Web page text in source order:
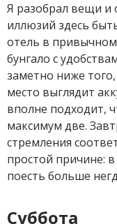
Я разобрал вещи и
иллюзий здесь
отель в
бунгало с
заметно ниже
место выглядит
вполне подходит,
максимум две.
стремления
простой причине:
поесть больше
Суббота